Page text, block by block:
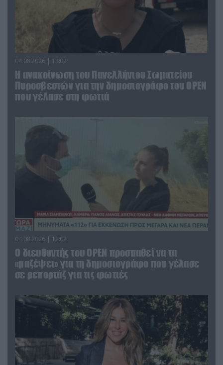
04.08.2026 | 13:02
Η ανακοίνωση του Πανελλήνιου Σωματείου
Πυροσβεστών για την δημοσιογράφο του OPEN
που γέλασε στη φωτιά
04.08.2026 | 12:02
O διευθυντής του OPEN προσπαθεί να τα
«μαζέψει» για τη δημοσιογράφο που γέλασε
σε ρεπορτάζ για τις φωτιές